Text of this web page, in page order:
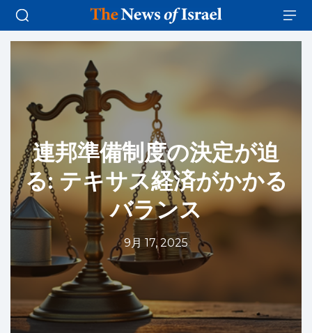
連邦準備制度の決定が迫
る: テキサス経済がかかる
バランス
9月 17, 2025